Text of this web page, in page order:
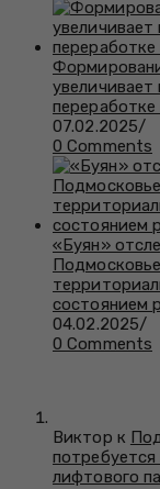
07.02.2025/
0 Comments
«Буян»
состоянием
04.02.2025/
0 Comments
Виктор к
лифтового